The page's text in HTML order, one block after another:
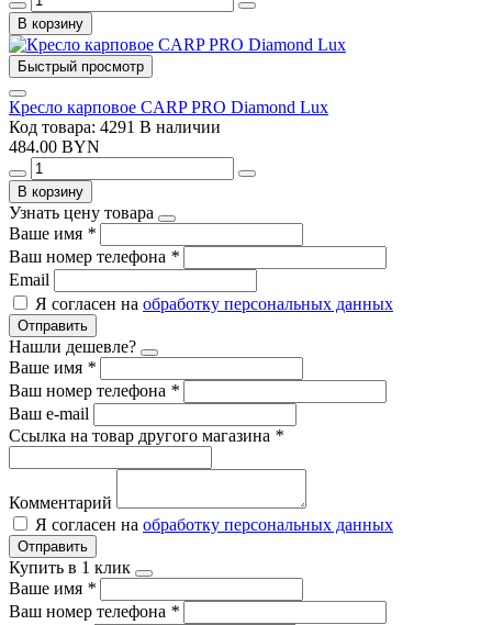
В корзину
Быстрый просмотр
Кресло карповое CARP PRO Diamond Lux
Код товара: 4291 В наличии
484.00 BYN
В корзину
Узнать цену товара
Ваше имя *
Ваш номер телефона *
Email
Я согласен на обработку персональных данных
Отправить
Нашли дешевле?
Ваше имя *
Ваш номер телефона *
Ваш e-mail
Ссылка на товар другого магазина *
Комментарий
Я согласен на обработку персональных данных
Отправить
Купить в 1 клик
Ваше имя *
Ваш номер телефона *